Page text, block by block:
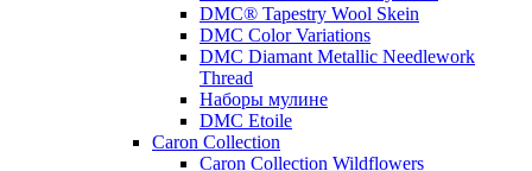
DMC® Tapestry Wool Skein
DMC Color Variations
DMC Diamant Metallic Needlework
Thread
Наборы мулине
DMC Etoile
Caron Collection
Caron Collection Wildflowers